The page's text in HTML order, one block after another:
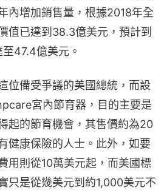
內增加銷售量，根據2018年全
值已達到38.3億美元，預計到
47.4億美元。
位備受爭議的美國總統，而設
宮內節育器，目的主要是
起的節育機會，其售價約為20
健康保險的人士。此外，如要
用則從10萬美元起，而美國標
只是從幾美元到約1,000美元不